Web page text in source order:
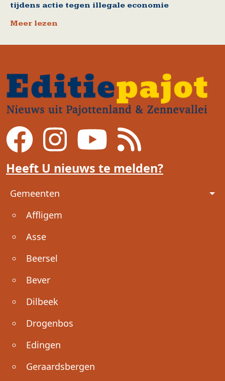
tijdens actie tegen illegale economie
Meer lezen
Heeft U nieuws te melden?
Voet
Gemeenten
Affligem
Asse
Beersel
Bever
Dilbeek
Drogenbos
Edingen
Geraardsbergen